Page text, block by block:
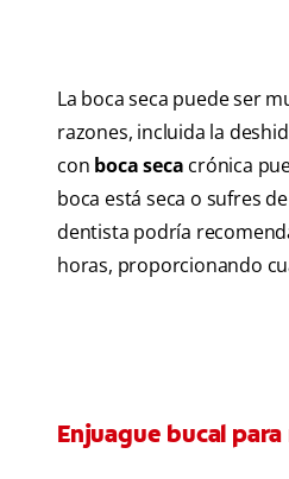
La boca seca puede ser
razones, incluida la
con boca seca crónica
boca está seca o sufres
dentista podría
horas, proporcionando
Enjuague bucal para